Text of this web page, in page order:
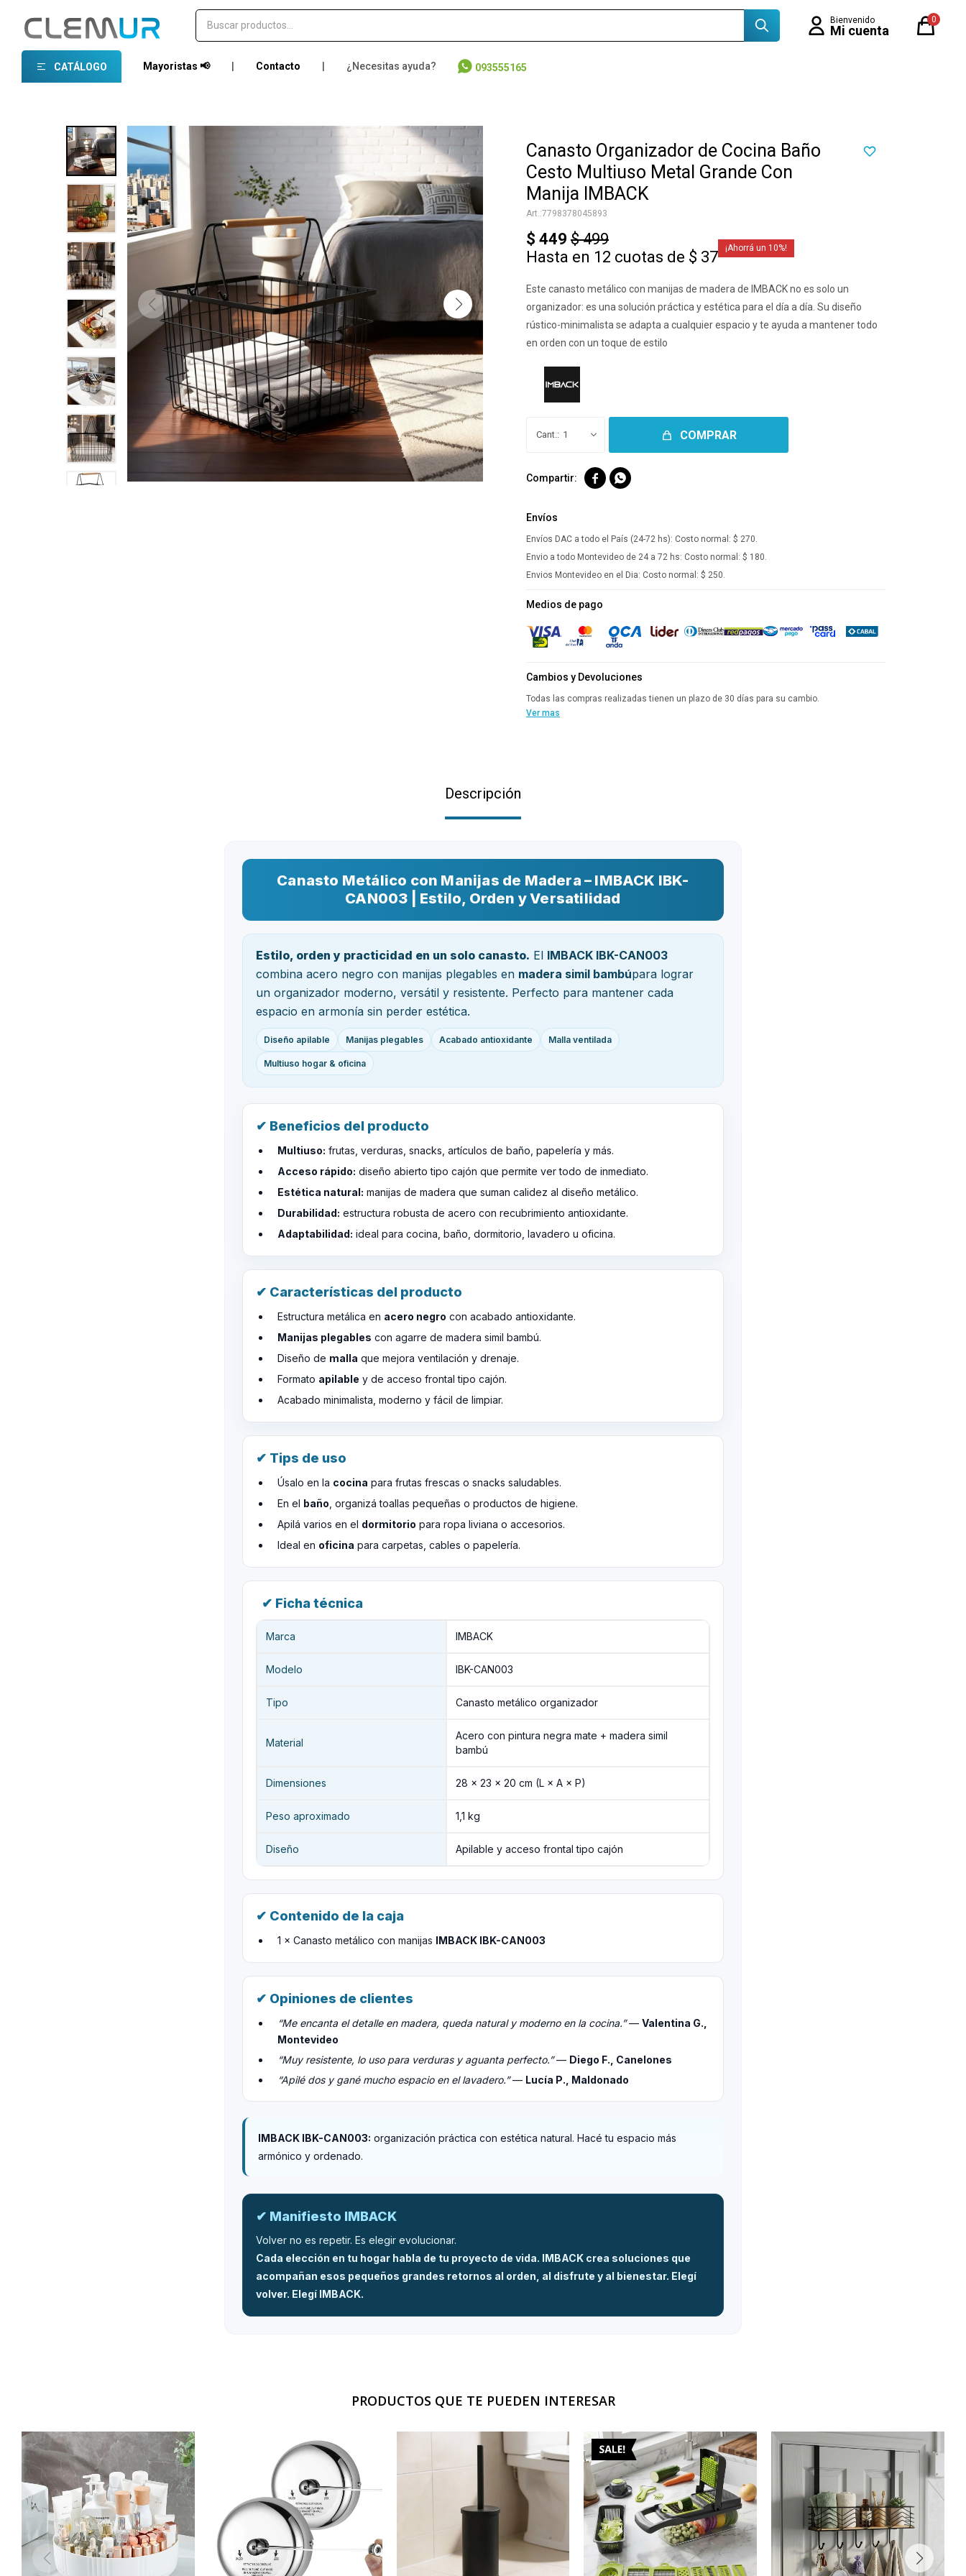
CATÁLOGO Mayoristas 📢 Contacto ¿Necesitas ayuda? 093555165
0
Canasto Organizador de Cocina Baño
Cesto Multiuso Metal Grande Con
Manija IMBACK
7798378045893
$ 449 $ 499
Hasta en 12 cuotas de $ 37
10
Este canasto metálico con manijas de madera de IMBACK no es solo un
organizador: es una solución práctica y estética para el día a día. Su diseño
rústico-minimalista se adapta a cualquier espacio y te ayuda a mantener todo
en orden con un toque de estilo
1 COMPRAR
 
Envíos
Envíos DAC a todo el País (24-72 hs): Costo normal: $ 270.
Envio a todo Montevideo de 24 a 72 hs: Costo normal: $ 180.
Envios Montevideo en el Dia: Costo normal: $ 250.
Medios de pago
Cambios y Devoluciones
Todas las compras realizadas tienen un plazo de 30 días para su cambio.
Ver mas
Descripción
Canasto Metálico con Manijas de Madera – IMBACK IBK-
CAN003 | Estilo, Orden y Versatilidad
Estilo, orden y practicidad en un solo canasto. El IMBACK IBK-CAN003
combina acero negro con manijas plegables en madera simil bambúpara lograr
un organizador moderno, versátil y resistente. Perfecto para mantener cada
espacio en armonía sin perder estética.
Diseño apilable Manijas plegables Acabado antioxidante Malla ventilada
Multiuso hogar & oficina
✔ Beneficios del producto
Multiuso: frutas, verduras, snacks, artículos de baño, papelería y más.
Acceso rápido: diseño abierto tipo cajón que permite ver todo de inmediato.
Estética natural: manijas de madera que suman calidez al diseño metálico.
Durabilidad: estructura robusta de acero con recubrimiento antioxidante.
Adaptabilidad: ideal para cocina, baño, dormitorio, lavadero u oficina.
✔ Características del producto
Estructura metálica en acero negro con acabado antioxidante.
Manijas plegables con agarre de madera simil bambú.
Diseño de malla que mejora ventilación y drenaje.
Formato apilable y de acceso frontal tipo cajón.
Acabado minimalista, moderno y fácil de limpiar.
✔ Tips de uso
Úsalo en la cocina para frutas frescas o snacks saludables.
En el baño , organizá toallas pequeñas o productos de higiene.
Apilá varios en el dormitorio para ropa liviana o accesorios.
Ideal en oficina para carpetas, cables o papelería.
✔ Ficha técnica
Marca IMBACK
Modelo IBK-CAN003
Tipo Canasto metálico organizador
Material
Acero con pintura negra mate + madera simil
bambú
Dimensiones 28 × 23 × 20 cm (L × A × P)
Peso aproximado 1,1 kg
Diseño Apilable y acceso frontal tipo cajón
✔ Contenido de la caja
1 × Canasto metálico con manijas IMBACK IBK-CAN003
✔ Opiniones de clientes
“Me encanta el detalle en madera, queda natural y moderno en la cocina.”— Valentina G.,
Montevideo
“Muy resistente, lo uso para verduras y aguanta perfecto.”— Diego F., Canelones
“Apilé dos y gané mucho espacio en el lavadero.”— Lucía P., Maldonado
IMBACK IBK-CAN003: organización práctica con estética natural. Hacé tu espacio más
armónico y ordenado.
✔ Manifiesto IMBACK
Volver no es repetir. Es elegir evolucionar.
Cada elección en tu hogar habla de tu proyecto de vida. IMBACK crea soluciones que
acompañan esos pequeños grandes retornos al orden, al disfrute y al bienestar. Elegí
volver. Elegí IMBACK.
PRODUCTOS QUE TE PUEDEN INTERESAR